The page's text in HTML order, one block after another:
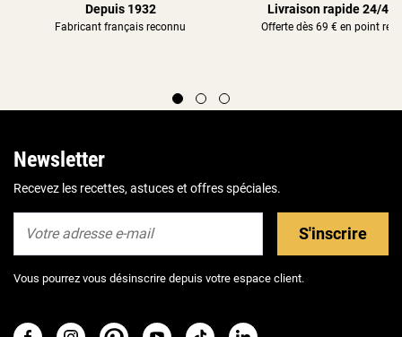
Depuis 1932
Fabricant français reconnu
Livraison rapide 24/48h
Offerte dès 69 € en point
Newsletter
Recevez les recettes, astuces et offres spéciales.
S'inscrire
Vous pourrez vous désinscrire depuis votre espace client.